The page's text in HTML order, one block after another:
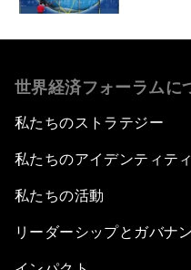
世界経済フォーラムに
私たちのストラテジー
私たちのアイデンティティ
私たちの活動
リーダーシップとガバナ